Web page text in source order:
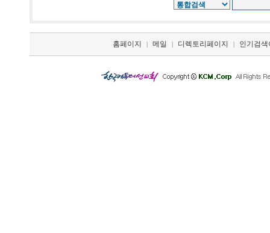
홈페이지 | 메일 | 디렉토리페이지 | 인기검색